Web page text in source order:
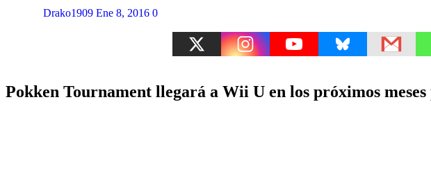
Drako1909 Ene 8, 2016 0
Pokken Tournament llegará a Wii U en los próximos